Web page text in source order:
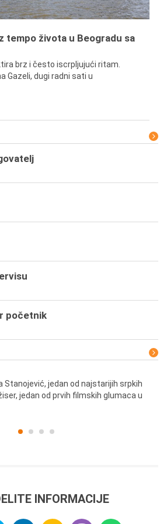
tempo života u Beogradu sa
brz i često iscrpljujući ritam.
Gazeli, dugi radni sati u
početnik
Stanojević, jedan od najstarijih srpkih
jedan od prvih filmskih glumaca u
INFORMACIJE